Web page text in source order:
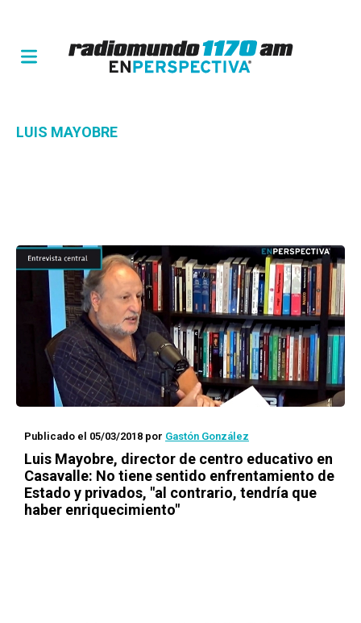
LUIS MAYOBRE
Publicado el 05/03/2018 por Gastón González
Luis Mayobre, director de centro educativo en
Casavalle: No tiene sentido enfrentamiento de
Estado y privados, "al contrario, tendría que
haber enriquecimiento"